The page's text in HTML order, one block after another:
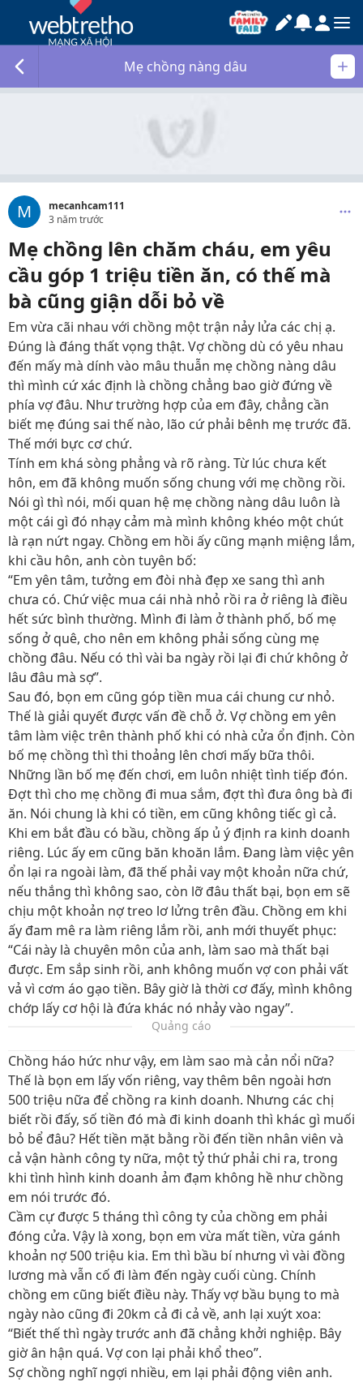
Mẹ chồng nàng dâu
M
mecanhcam111
3 năm trước
Mẹ chồng lên chăm cháu, em yêu
cầu góp 1 triệu tiền ăn, có thế mà
bà cũng giận dỗi bỏ về
Em vừa cãi nhau với chồng một trận nảy lửa các chị ạ.
Đúng là đáng thất vọng thật. Vợ chồng dù có yêu nhau
đến mấy mà dính vào mâu thuẫn mẹ chồng nàng dâu
thì mình cứ xác định là chồng chẳng bao giờ đứng về
phía vợ đâu. Như trường hợp của em đây, chẳng cần
biết mẹ đúng sai thế nào, lão cứ phải bênh mẹ trước đã.
Thế mới bực cơ chứ.
Tính em khá sòng phẳng và rõ ràng. Từ lúc chưa kết
hôn, em đã không muốn sống chung với mẹ chồng rồi.
Nói gì thì nói, mối quan hệ mẹ chồng nàng dâu luôn là
một cái gì đó nhạy cảm mà mình không khéo một chút
là rạn nứt ngay. Chồng em hồi ấy cũng mạnh miệng lắm,
khi cầu hôn, anh còn tuyên bố:
“Em yên tâm, tưởng em đòi nhà đẹp xe sang thì anh
chưa có. Chứ việc mua cái nhà nhỏ rồi ra ở riêng là điều
hết sức bình thường. Mình đi làm ở thành phố, bố mẹ
sống ở quê, cho nên em không phải sống cùng mẹ
chồng đâu. Nếu có thì vài ba ngày rồi lại đi chứ không ở
lâu đâu mà sợ”.
Sau đó, bọn em cũng góp tiền mua cái chung cư nhỏ.
Thế là giải quyết được vấn đề chỗ ở. Vợ chồng em yên
tâm làm việc trên thành phố khi có nhà cửa ổn định. Còn
bố mẹ chồng thì thi thoảng lên chơi mấy bữa thôi.
Những lần bố mẹ đến chơi, em luôn nhiệt tình tiếp đón.
Đợt thì cho mẹ chồng đi mua sắm, đợt thì đưa ông bà đi
ăn. Nói chung là khi có tiền, em cũng không tiếc gì cả.
Khi em bắt đầu có bầu, chồng ấp ủ ý định ra kinh doanh
riêng. Lúc ấy em cũng băn khoăn lắm. Đang làm việc yên
ổn lại ra ngoài làm, đã thế phải vay một khoản nữa chứ,
nếu thắng thì không sao, còn lỡ đâu thất bại, bọn em sẽ
chịu một khoản nợ treo lơ lửng trên đầu. Chồng em khi
ấy đam mê ra làm riêng lắm rồi, anh mới thuyết phục:
“Cái này là chuyên môn của anh, làm sao mà thất bại
được. Em sắp sinh rồi, anh không muốn vợ con phải vất
vả vì cơm áo gạo tiền. Bây giờ là thời cơ đấy, mình không
chớp lấy cơ hội là đứa khác nó nhảy vào ngay”.
Quảng cáo
Chồng háo hức như vậy, em làm sao mà cản nổi nữa?
Thế là bọn em lấy vốn riêng, vay thêm bên ngoài hơn
500 triệu nữa để chồng ra kinh doanh. Nhưng các chị
biết rồi đấy, số tiền đó mà đi kinh doanh thì khác gì muối
bỏ bể đâu? Hết tiền mặt bằng rồi đến tiền nhân viên và
cả vận hành công ty nữa, một tỷ thứ phải chi ra, trong
khi tình hình kinh doanh ảm đạm không hề như chồng
em nói trước đó.
Cầm cự được 5 tháng thì công ty của chồng em phải
đóng cửa. Vậy là xong, bọn em vừa mất tiền, vừa gánh
khoản nợ 500 triệu kia. Em thì bầu bí nhưng vì vài đồng
lương mà vẫn cố đi làm đến ngày cuối cùng. Chính
chồng em cũng biết điều này. Thấy vợ bầu bụng to mà
ngày nào cũng đi 20km cả đi cả về, anh lại xuýt xoa:
“Biết thế thì ngày trước anh đã chẳng khởi nghiệp. Bây
giờ ân hận quá. Vợ con lại phải khổ theo”.
Sợ chồng nghĩ ngợi nhiều, em lại phải động viên anh.